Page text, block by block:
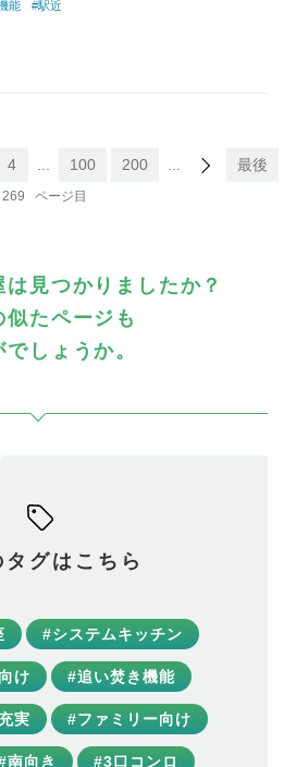
能 #駅近
269
4 100 200 最後
見つかりましたか？
似たページも
でしょうか。
タグはこちら
#システムキッチン
け #追い焚き機能
実 #ファミリー向け
南向き #3口コンロ